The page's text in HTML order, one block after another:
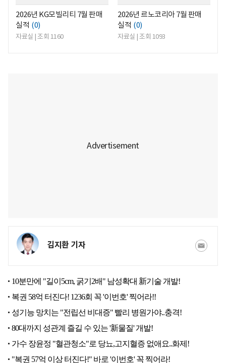
2026년 KG모빌리티 7월 판매
실적 (0)
자료실 | 조회 1160
2026년 르노코리아 7월 판매
실적 (0)
자료실 | 조회 1093
김지환 기자